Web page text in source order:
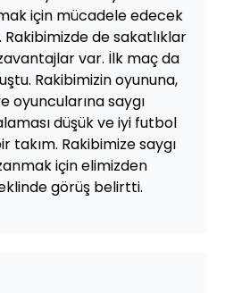
için mücadele edecek
de sakatlıklar
var. İlk maç da
Rakibimizin oyununa,
oyuncularına saygı
düşük ve iyi futbol
takım. Rakibimize saygı
için elimizden
görüş belirtti.